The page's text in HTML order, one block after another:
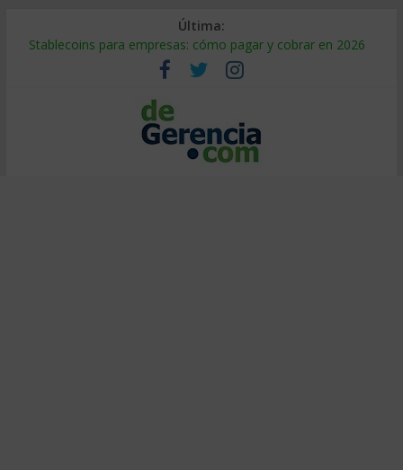
Última:
Stablecoins para empresas: cómo pagar y cobrar en 2026
Despido silencioso: qué es y por qué sale tan caro
IA en selección de personal: cómo auditarla a tiempo
Trabajo forzoso en la cadena de suministro: qué hacer
Mercado hispano de EE. UU.: cómo segmentarlo y venderle